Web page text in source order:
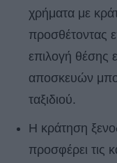
χρήματα με
προσθέτοντας
επιλογή θέσης
αποσκευών
ταξιδιού.
Η κράτηση
προσφέρει τις